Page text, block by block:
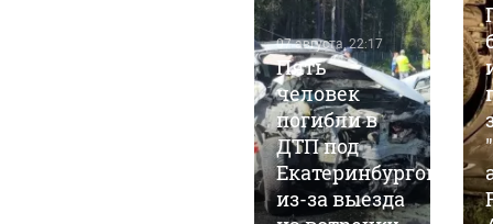
07 августа, 22:17
Пять
человек
погибли в
ДТП под
Екатеринбургом
из-за выезда